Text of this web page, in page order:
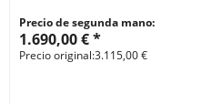
Precio de segunda mano:
1.690,00 € *
Precio original:3.115,00 €